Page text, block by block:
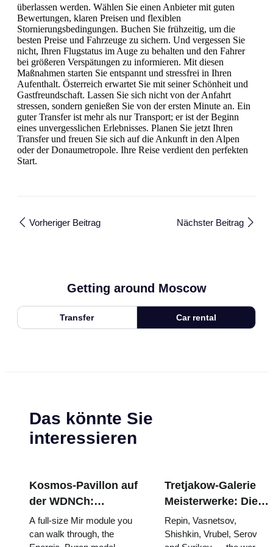
überlassen werden. Wählen Sie einen Anbieter mit guten
Bewertungen, klaren Preisen und flexiblen
Stornierungsbedingungen. Buchen Sie frühzeitig, um die
besten Preise und Fahrzeuge zu sichern. Und vergessen Sie
nicht, Ihren Flugstatus im Auge zu behalten und den Fahrer
bei größeren Verspätungen zu informieren. Mit diesen
Maßnahmen starten Sie entspannt und stressfrei in Ihren
Aufenthalt. Österreich erwartet Sie mit seiner Schönheit und
Gastfreundschaft. Lassen Sie sich nicht von der Anfahrt
stressen, sondern genießen Sie von der ersten Minute an. Ein
guter Transfer ist mehr als nur Transport; er ist der Beginn
eines unvergesslichen Erlebnisses. Planen Sie jetzt Ihren
Transfer und freuen Sie sich auf die Ankunft in den Alpen
oder der Donaumetropole. Ihre Reise verdient den perfekten
Start.
Vorheriger Beitrag Nächster Beitrag
Getting around Moscow
Transfer Car rental
Das könnte Sie
interessieren
Kosmos-Pavillon auf
der WDNCh:
Russlands größte
Raumfahrtausstellung
A full-size Mir module you
can walk through, the
Tretjakow-Galerie
Meisterwerke: Die
Gemälde, wegen
derer sich die Reise
Repin, Vasnetsov,
Shishkin, Vrubel, Serov